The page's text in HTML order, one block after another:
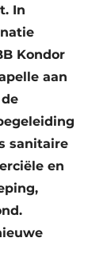
In
Kondor
aan
sanitaire
en